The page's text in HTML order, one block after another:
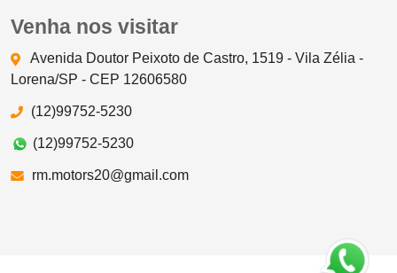
Venha nos visitar
Avenida Doutor Peixoto de Castro, 1519 - Vila Zélia -
Lorena/SP - CEP 12606580
(12)99752-5230
(12)99752-5230
rm.motors20@gmail.com